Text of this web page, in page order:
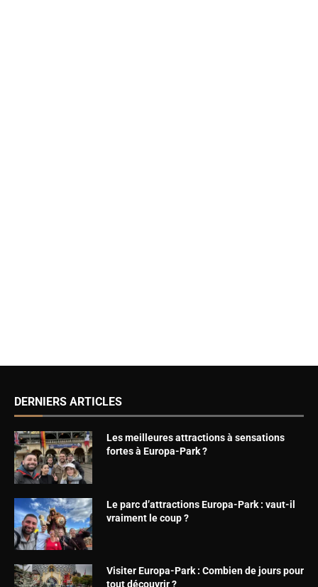
DERNIERS ARTICLES
Les meilleures attractions à sensations
fortes à Europa-Park ?
Le parc d’attractions Europa-Park : vaut-il
vraiment le coup ?
Visiter Europa-Park : Combien de jours pour
tout découvrir ?